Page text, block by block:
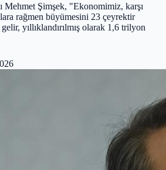
Mehmet Şimşek, "Ekonomimiz, karşı
rağmen büyümesini 23 çeyrektir
yıllıklandırılmış olarak 1,6 trilyon